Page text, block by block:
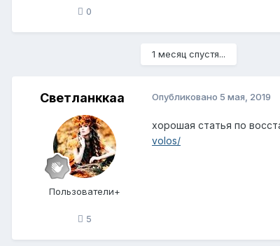
0
1 месяц спустя...
Светланккаа
Пользователи+
5
Опубликовано 5 мая, 2019
хорошая статья по
volos/